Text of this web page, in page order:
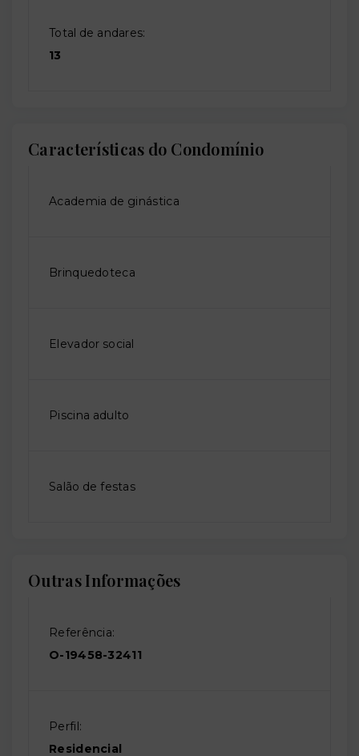
Total de andares:
13
Características do Condomínio
Academia de ginástica
Brinquedoteca
Elevador social
Piscina adulto
Salão de festas
Outras Informações
Referência:
O-19458-32411
Perfil:
Residencial